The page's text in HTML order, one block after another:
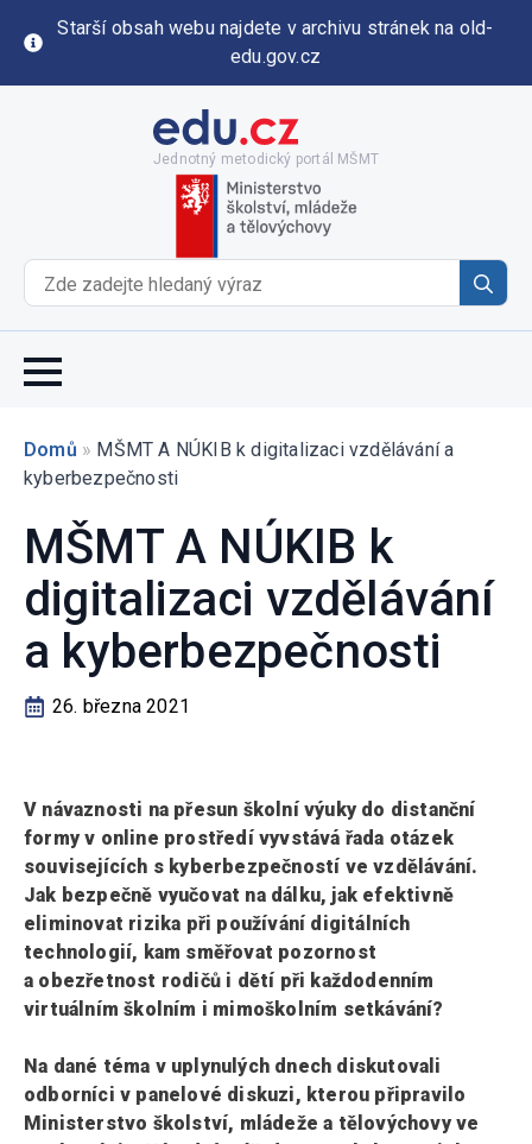
Starší obsah webu najdete v archivu stránek na old-
edu.gov.cz
Jednotný metodický portál MŠMT
for:
Domů » MŠMT A NÚKIB k digitalizaci vzdělávání a
kyberbezpečnosti
MŠMT A NÚKIB k
digitalizaci vzdělávání
a kyberbezpečnosti
26. března 2021
V návaznosti na přesun školní výuky do distanční
formy v online prostředí vyvstává řada otázek
souvisejících s kyberbezpečností ve vzdělávání.
Jak bezpečně vyučovat na dálku, jak efektivně
eliminovat rizika při používání digitálních
technologií, kam směřovat pozornost
a obezřetnost rodičů i dětí při každodenním
virtuálním školním i mimoškolním setkávání?
Na dané téma v uplynulých dnech diskutovali
odborníci v panelové diskuzi, kterou připravilo
Ministerstvo školství, mládeže a tělovýchovy ve